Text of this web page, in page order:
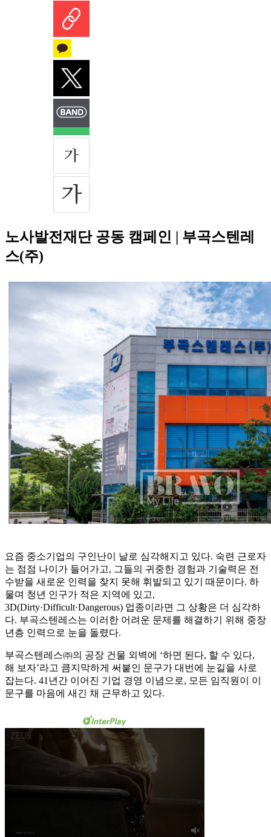
노사발전재단 공동 캠페인 | 부곡스텐레
스(주)
요즘 중소기업의 구인난이 날로 심각해지고 있다. 숙련 근로자
는 점점 나이가 들어가고, 그들의 귀중한 경험과 기술력은 전
수받을 새로운 인력을 찾지 못해 휘발되고 있기 때문이다. 하
물며 청년 인구가 적은 지역에 있고,
3D(Dirty·Difficult·Dangerous) 업종이라면 그 상황은 더 심각하
다. 부곡스텐레스는 이러한 어려운 문제를 해결하기 위해 중장
년층 인력으로 눈을 돌렸다.
부곡스텐레스㈜의 공장 건물 외벽에 ‘하면 된다, 할 수 있다,
해 보자’라고 큼지막하게 써붙인 문구가 대번에 눈길을 사로
잡는다. 41년간 이어진 기업 경영 이념으로, 모든 임직원이 이
문구를 마음에 새긴 채 근무하고 있다.